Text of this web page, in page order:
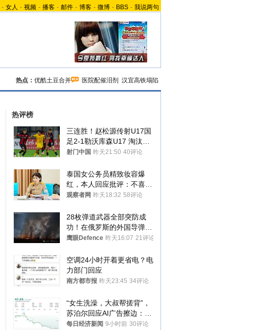
- 女人 - 视频 - 播客 - 邮件 - 博客 - 微博 - BBS - 我说两句
热点： 优酷土豆合并 医院配催泪剂 汉宜高铁塌陷
热评榜
三连胜！赵松源传射U17国
足2-1勒沃库森U17 淘汰赛
将战河床
射门中国 昨天21:50 40评论
泰国女公务员精致妆容爆
红，本人回应批评：不喜欢
就别看
观察者网 昨天18:32 58评论
28枚弹道武器全部突防成
功！在俄罗斯的外国导弹发
射车都是合法打击目标
鹰眼Defence 昨天16:07 21评论
空调24小时开着更省电？电
力部门回应
南方都市报 昨天23:45 34评论
“女生洗澡，大叔帮搓背”，
苏泊尔回应AI广告擦边：视
频全下架，已强化内容管理
每日经济新闻 9小时前 30评论